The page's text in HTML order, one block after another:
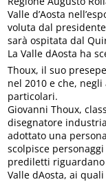
Valle d’Aosta
voluta dal
sarà ospitata dal
La Valle dAosta ha
Thoux, il suo
nel 2010 e che,
particolari.
Giovanni Thoux,
disegnatore
adottato una
scolpisce
prediletti
Valle dAosta, ai